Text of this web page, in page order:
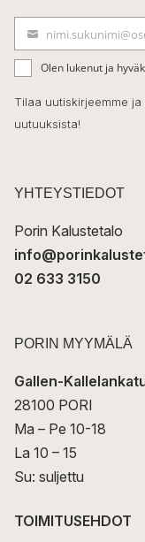
e
b
o
o
k
ä
h
k
t
Olen lukenut ja
Tilaa uutiskirjeemme
uutuuksista!
YHTEYSTIEDOT
Porin Kalustetalo
02 633 3150
PORIN MYYMÄLÄ
Gallen-
28100 PORI
Ma – Pe 10-18
La 10 – 15
Su: suljettu
TOIMITUSEHDOT